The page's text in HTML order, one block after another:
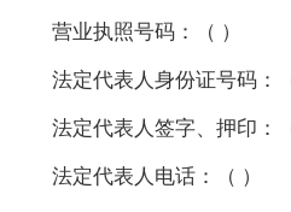
营业执照号码：（ ）
法定代表人身份证号码：
法定代表人签字、押印：
法定代表人电话：（ ）